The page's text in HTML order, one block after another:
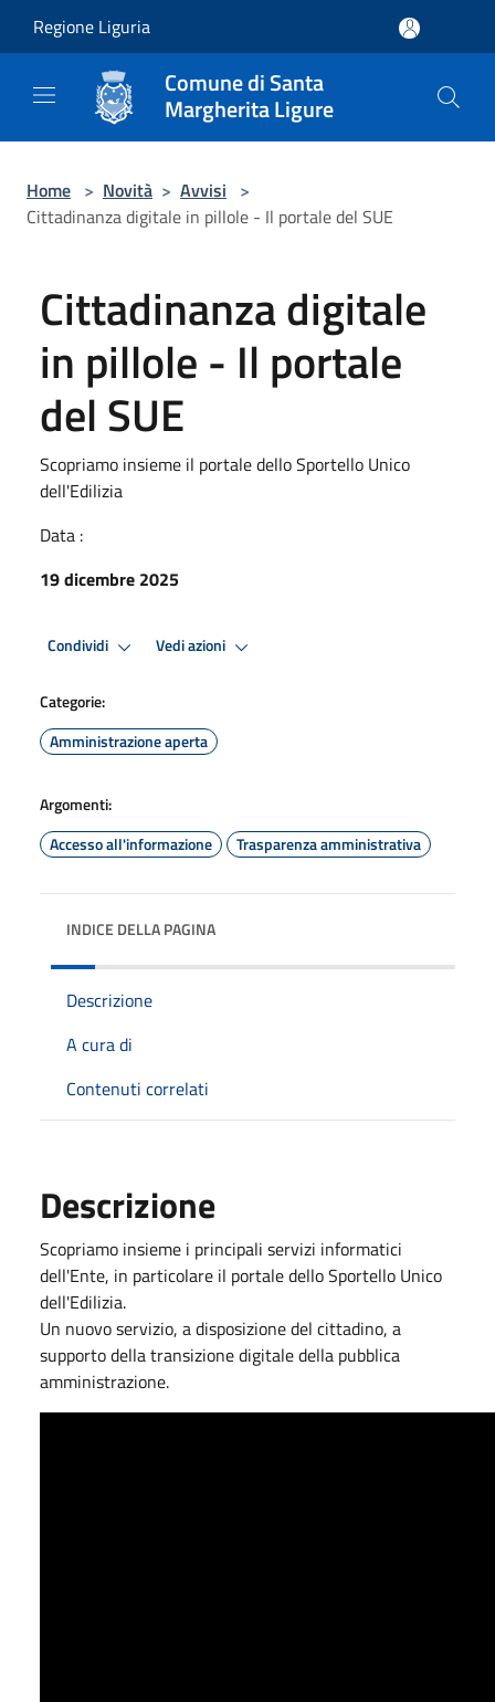
Regione Liguria
Comune di Santa
Margherita Ligure
Home > Novità > Avvisi >
Cittadinanza digitale in pillole - Il portale del SUE
Cittadinanza digitale
in pillole - Il portale
del SUE
Scopriamo insieme il portale dello Sportello Unico
dell'Edilizia
Data :
19 dicembre 2025
Condividi Vedi azioni
Categorie:
Amministrazione aperta
Argomenti:
Accesso all'informazione
Trasparenza amministrativa
INDICE DELLA PAGINA
Descrizione
A cura di
Contenuti correlati
Descrizione
Scopriamo insieme i principali servizi informatici
dell'Ente, in particolare il portale dello Sportello Unico
dell'Edilizia.
Un nuovo servizio, a disposizione del cittadino, a
supporto della transizione digitale della pubblica
amministrazione.